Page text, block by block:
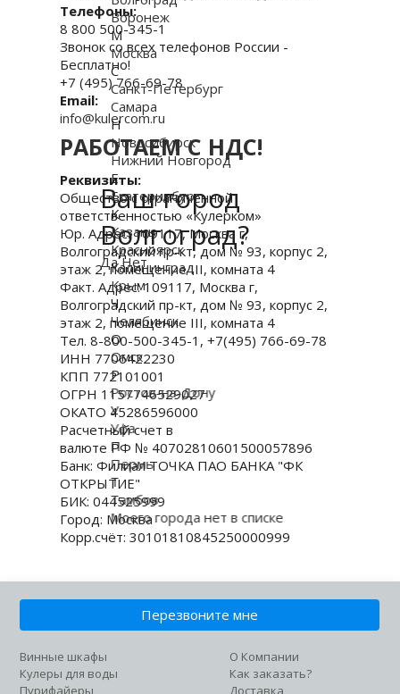
Телефоны:
8 800 500-345-1
Звонок со всех телефонов России -
Бесплатно!
+7 (495) 766-69-78
Email:
info@kulercom.ru
РАБОТАЕМ С НДС!
Реквизиты:
Общество с ограниченной
ответственностью «Кулерком»
Юр. Адрес: 109117, Москва г,
Волгоградский пр-кт, дом № 93, корпус 2,
этаж 2, помещение III, комната 4
Факт. Адрес: 109117, Москва г,
Волгоградский пр-кт, дом № 93, корпус 2,
этаж 2, помещение III, комната 4
Тел. 8-800-500-345-1, +7(495) 766-69-78
ИНН 7706422230
КПП 772101001
ОГРН 1157746529027
ОКАТО 45286596000
Расчетный счет в
валюте РФ № 40702810601500057896
Банк: Филиал ТОЧКА ПАО БАНКА "ФК
ОТКРЫТИЕ"
БИК: 044525999
Город: Москва
Корр.счёт: 30101810845250000999
Перезвоните мне
Винные шкафы
Кулеры для воды
Пурифайеры
О Компании
Как заказать?
Доставка
Ваш город
Волгоград?
Да Нет
Воронеж
М
Москва
С
Санкт-Петербург
Самара
Н
Новосибирск
Нижний Новгород
Е
Екатеринбург
К
Казань
Красноярск
Калининград
Крым
Ч
Челябинск
О
Омск
Р
Ростов-на-Дону
У
Уфа
П
Пермь
Т
Тамбов
Моего города нет в списке